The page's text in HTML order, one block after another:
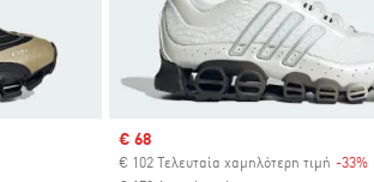
Sale price
€ 68
€ 102 Τελευταία χαμηλότερη τιμή -33%